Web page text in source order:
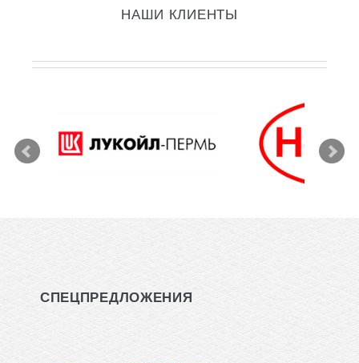
НАШИ КЛИЕНТЫ
СПЕЦПРЕДЛОЖЕНИЯ